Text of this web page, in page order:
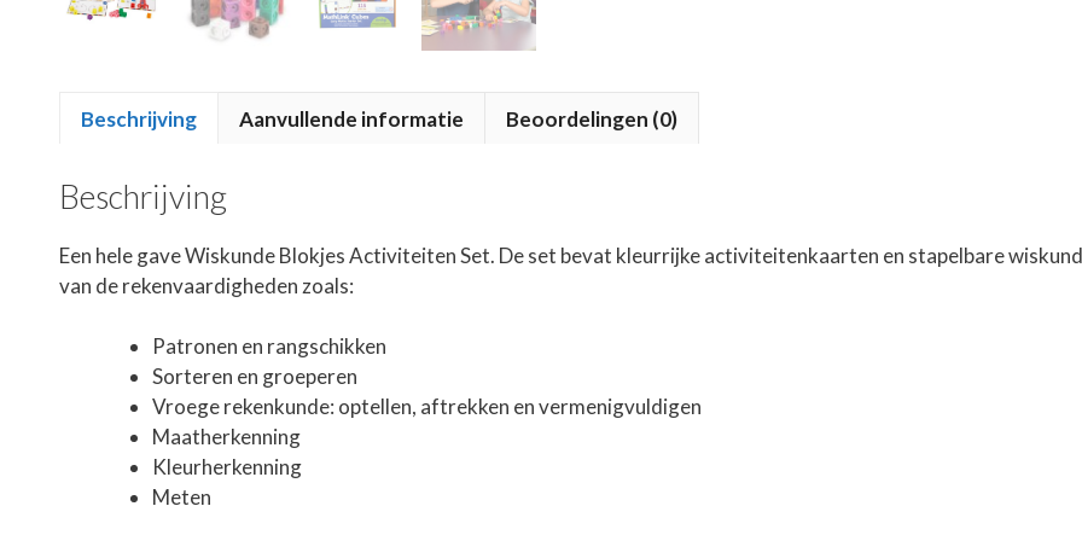
Beschrijving Aanvullende informatie Beoordelingen (0)
Beschrijving
Een hele gave Wiskunde Blokjes Activiteiten Set. De set bevat kleurrijke activiteitenkaarten en stapelbare
van de rekenvaardigheden zoals:
Patronen en rangschikken
Sorteren en groeperen
Vroege rekenkunde: optellen, aftrekken en vermenigvuldigen
Maatherkenning
Kleurherkenning
Meten